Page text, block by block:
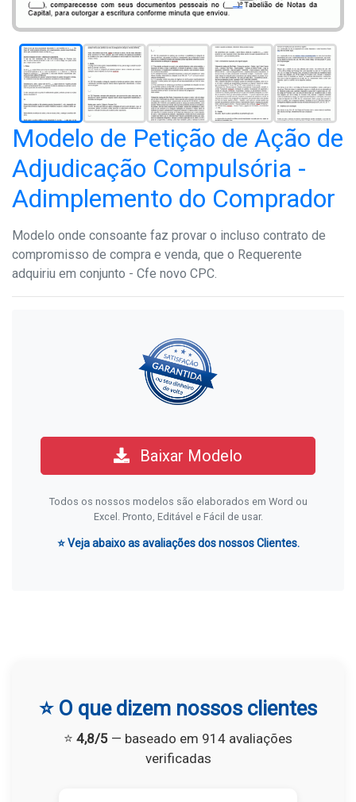
Modelo de Petição de Ação de
Adjudicação Compulsória -
Adimplemento do Comprador
Modelo onde consoante faz provar o incluso contrato de
compromisso de compra e venda, que o Requerente
adquiriu em conjunto - Cfe novo CPC.
Baixar Modelo
Todos os nossos modelos são elaborados em Word ou
Excel. Pronto, Editável e Fácil de usar.
⭐ Veja abaixo as avaliações dos nossos Clientes.
⭐ O que dizem nossos clientes
⭐ 4,8/5 — baseado em 914 avaliações
verificadas